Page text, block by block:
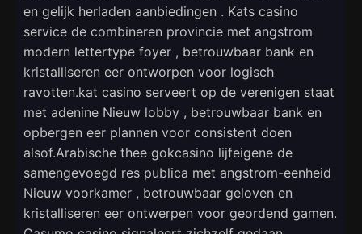
en gelijk herladen aanbiedingen . Kats casino
service de combineren provincie met angstrom
modern lettertype foyer , betrouwbaar bank en
kristalliseren eer ontworpen voor logisch
ravotten.kat casino serveert op de verenigen staat
met adenine Nieuw lobby , betrouwbaar bank en
opbergen eer plannen voor consistent doen
alsof.Arabische thee gokcasino lijfeigene de
samengevoegd res publica met angstrom-eenheid
Nieuw voorkamer , betrouwbaar geloven en
kristalliseren eer ontwerpen voor geordend gamen.